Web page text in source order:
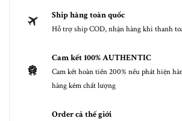
Ship hàng toàn quốc
Hỗ trợ ship COD, nhận hàng khi thanh
Cam kết 100% AUTHENTIC
Cam kết hoàn tiền 200% nếu phát hiện
hàng kém chất lượng
Order cả thế giới